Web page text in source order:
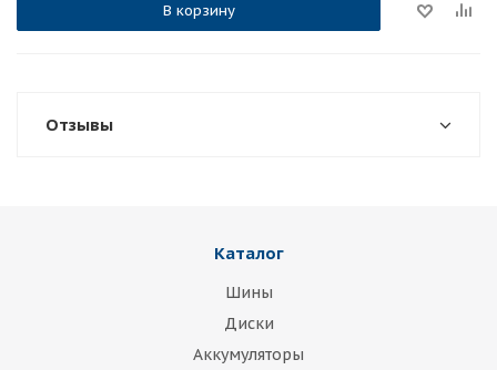
В корзину
Отзывы
Каталог
Шины
Диски
Аккумуляторы